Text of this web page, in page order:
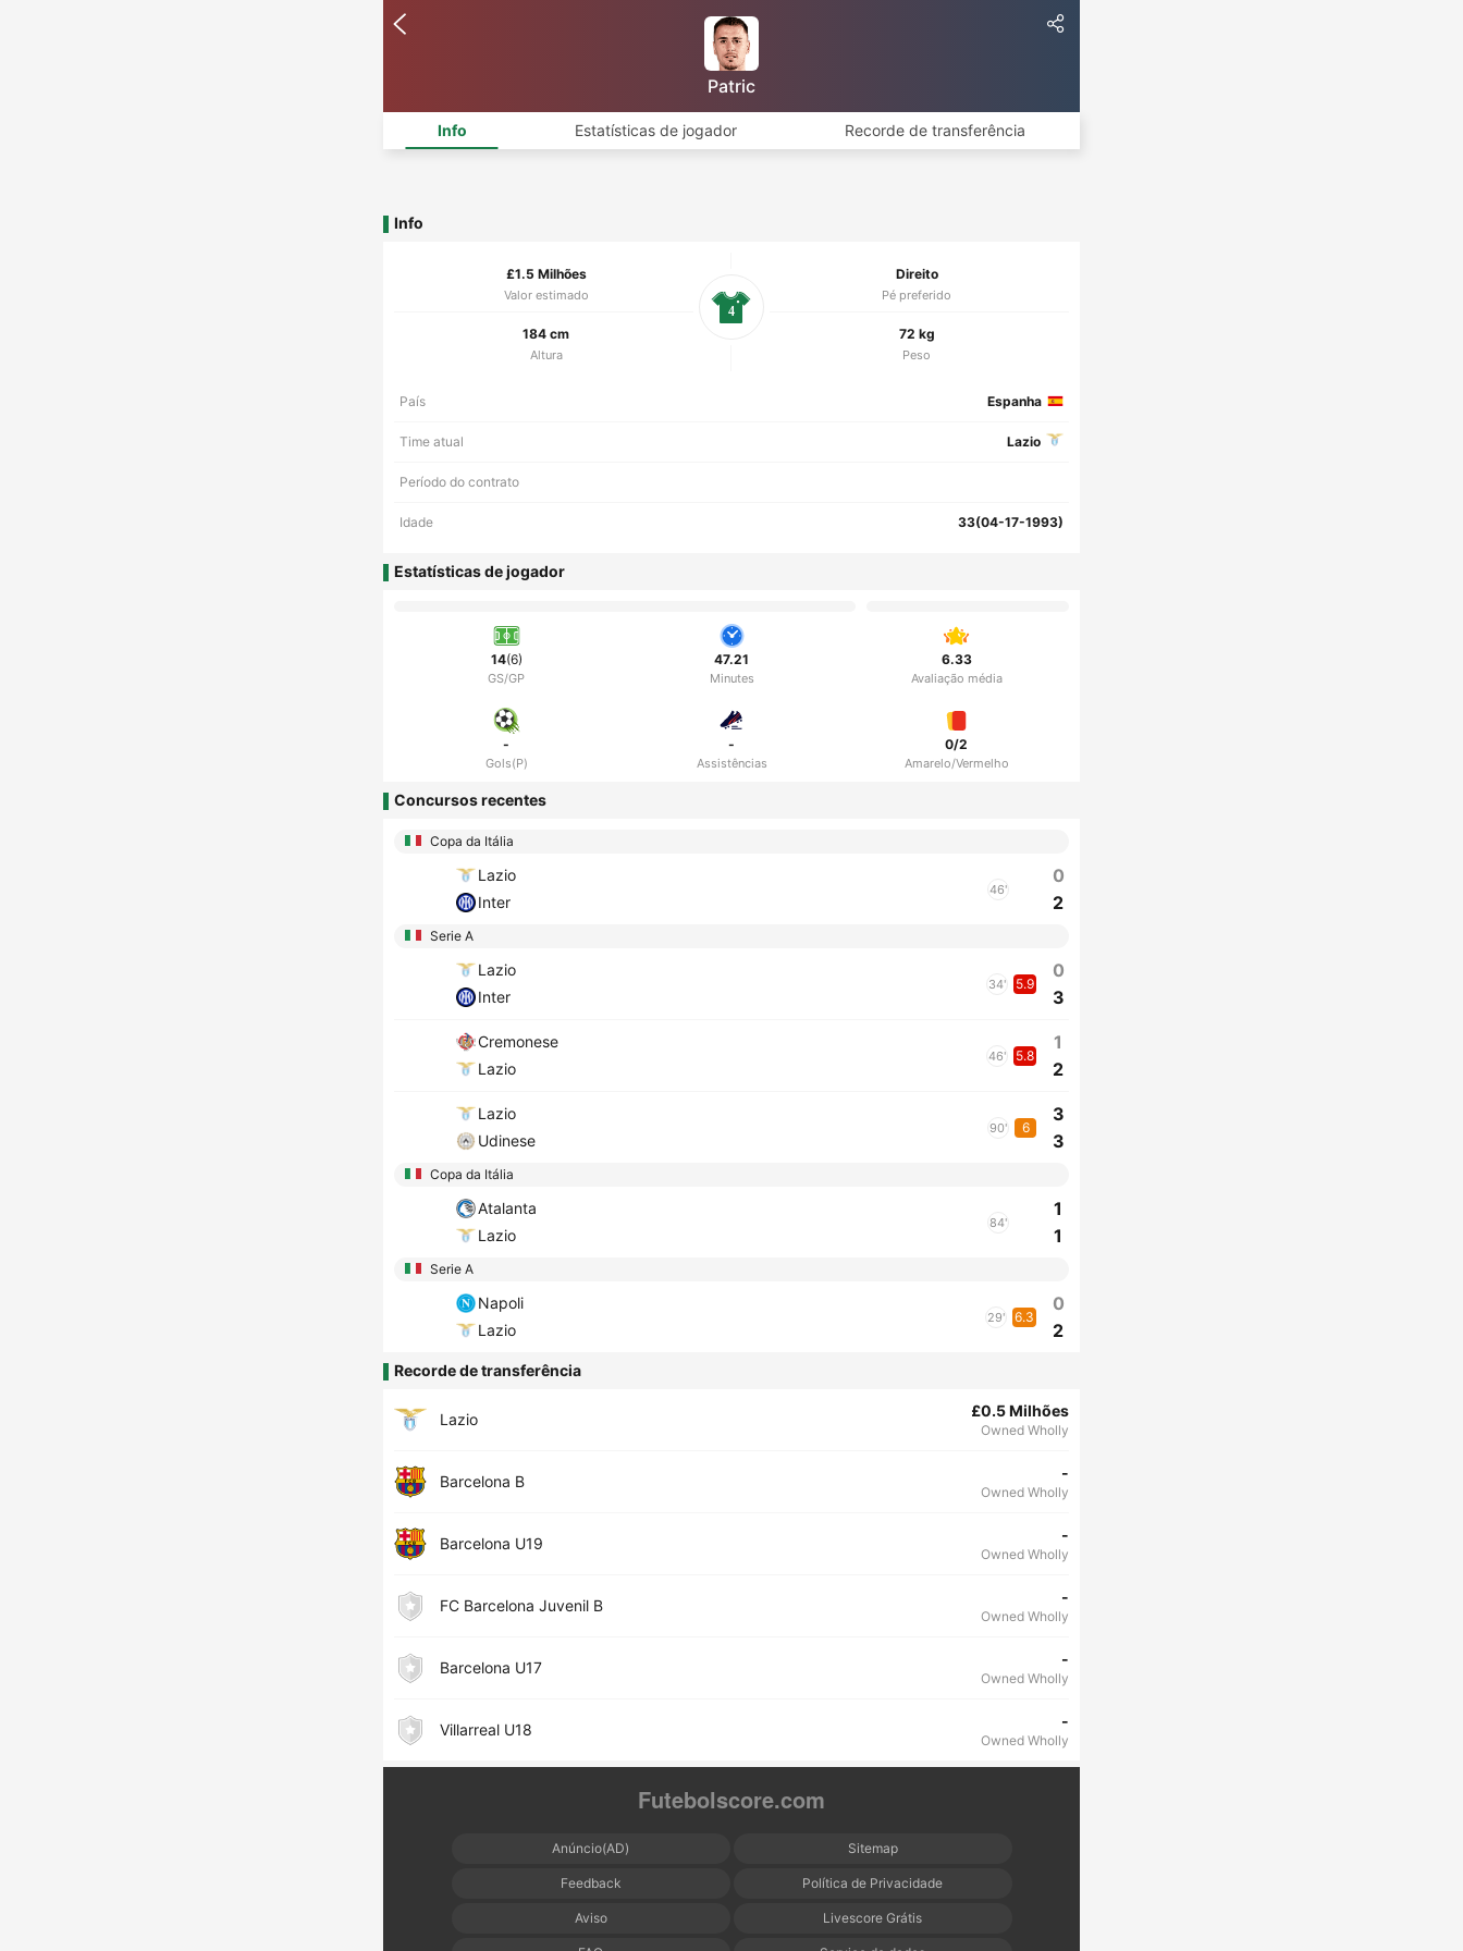
Patric
Info Estatísticas de jogador Recorde de transferência
Info
£1.5 Milhões
Valor estimado
Direito
Pé preferido
184 cm
Altura
72 kg
Peso
4
País Espanha
Time atual Lazio
Período do contrato
Idade 33(04-17-1993)
Estatísticas de jogador
14(6)
GS/GP
47.21
Minutes
6.33
Avaliação média
-
Gols(P)
-
Assistências
0/2
Amarelo/Vermelho
Concursos recentes
Copa da Itália
Lazio
Inter
46'
0
2
Serie A
Lazio
Inter
34' 5.9
0
3
Cremonese
Lazio
46' 5.8
1
2
Lazio
Udinese
90' 6
3
3
Copa da Itália
Atalanta
Lazio
84'
1
1
Serie A
Napoli
Lazio
29' 6.3
0
2
Recorde de transferência
Lazio £0.5 Milhões
Owned Wholly
Barcelona B -
Owned Wholly
Barcelona U19 -
Owned Wholly
FC Barcelona Juvenil B -
Owned Wholly
Barcelona U17 -
Owned Wholly
Villarreal U18 -
Owned Wholly
Futebolscore.com
Anúncio(AD) Sitemap
Feedback Política de Privacidade
Aviso Livescore Grátis